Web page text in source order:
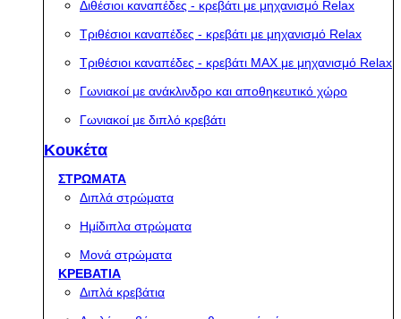
Διθέσιοι καναπέδες - κρεβάτι με μηχανισμό Relax
Τριθέσιοι καναπέδες - κρεβάτι με μηχανισμό Relax
Τριθέσιοι καναπέδες - κρεβάτι MAX με μηχανισμό Relax
Γωνιακοί με ανάκλινδρο και αποθηκευτικό χώρο
Γωνιακοί με διπλό κρεβάτι
Κουκέτα
ΣΤΡΩΜΑΤΑ
Διπλά στρώματα
Ημίδιπλα στρώματα
Μονά στρώματα
ΚΡΕΒΑΤΙΑ
Διπλά κρεβάτια